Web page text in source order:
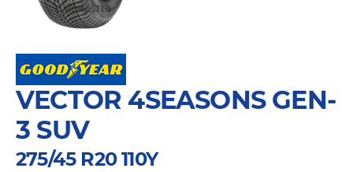
VECTOR 4SEASONS GEN-
3 SUV
275/45 R20 110Y